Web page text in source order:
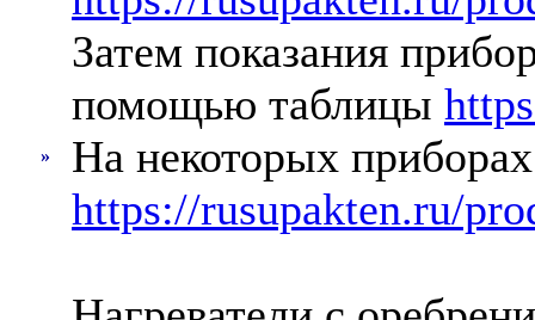
»
Затем показания
помощью таблицы
На некоторых
https://rusupakten.ru/